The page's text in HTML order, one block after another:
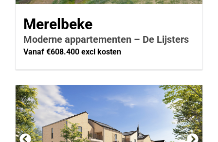
Merelbeke
Moderne appartementen – De Lijsters
Vanaf €608.400 excl kosten